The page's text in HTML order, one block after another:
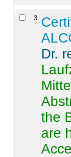
3
Dr.
the
are